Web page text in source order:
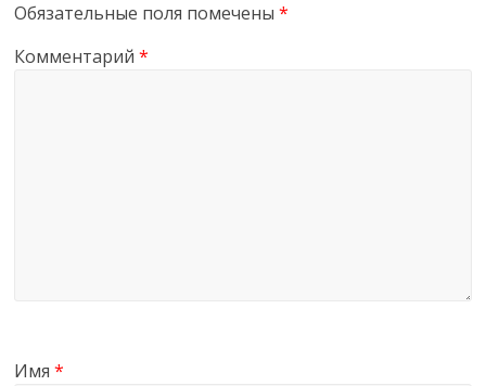
Обязательные поля помечены*
Комментарий*
Имя*